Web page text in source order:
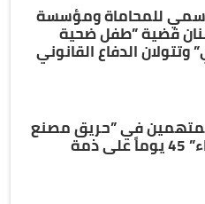
للمحاماة ومؤسسة
قضية ”طفل ضحية
وتتولان الدفاع القانوني
في ”حريق مصنع
الزاوية الحمراء” 45 يوماً على ذمة